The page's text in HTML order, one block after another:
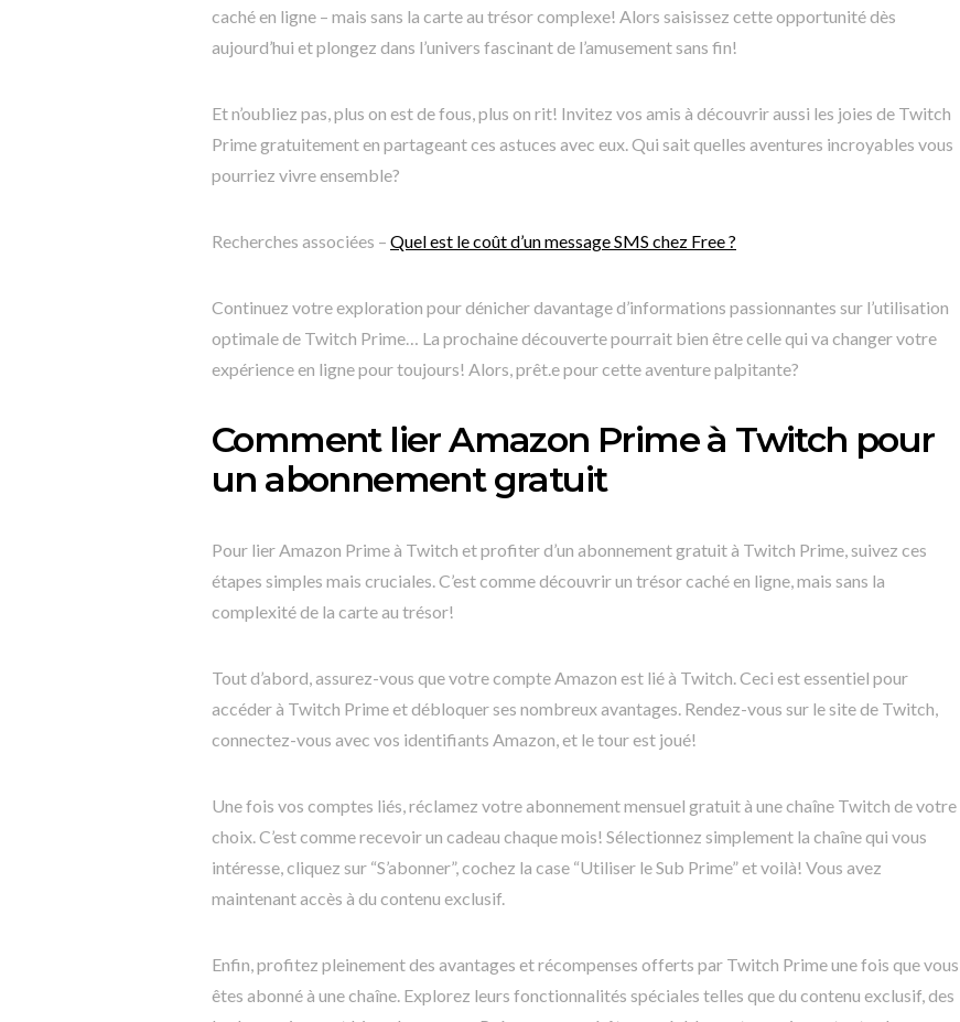
caché en ligne – mais sans la carte au trésor complexe! Alors saisissez cette opportunité dès
aujourd’hui et plongez dans l’univers fascinant de l’amusement sans fin!
Et n’oubliez pas, plus on est de fous, plus on rit! Invitez vos amis à découvrir aussi les joies de Twitch
Prime gratuitement en partageant ces astuces avec eux. Qui sait quelles aventures incroyables vous
pourriez vivre ensemble?
Recherches associées – Quel est le coût d’un message SMS chez Free ?
Continuez votre exploration pour dénicher davantage d’informations passionnantes sur l’utilisation
optimale de Twitch Prime… La prochaine découverte pourrait bien être celle qui va changer votre
expérience en ligne pour toujours! Alors, prêt.e pour cette aventure palpitante?
Comment lier Amazon Prime à Twitch pour
un abonnement gratuit
Pour lier Amazon Prime à Twitch et profiter d’un abonnement gratuit à Twitch Prime, suivez ces
étapes simples mais cruciales. C’est comme découvrir un trésor caché en ligne, mais sans la
complexité de la carte au trésor!
Tout d’abord, assurez-vous que votre compte Amazon est lié à Twitch. Ceci est essentiel pour
accéder à Twitch Prime et débloquer ses nombreux avantages. Rendez-vous sur le site de Twitch,
connectez-vous avec vos identifiants Amazon, et le tour est joué!
Une fois vos comptes liés, réclamez votre abonnement mensuel gratuit à une chaîne Twitch de votre
choix. C’est comme recevoir un cadeau chaque mois! Sélectionnez simplement la chaîne qui vous
intéresse, cliquez sur “S’abonner”, cochez la case “Utiliser le Sub Prime” et voilà! Vous avez
maintenant accès à du contenu exclusif.
Enfin, profitez pleinement des avantages et récompenses offerts par Twitch Prime une fois que vous
êtes abonné à une chaîne. Explorez leurs fonctionnalités spéciales telles que du contenu exclusif, des